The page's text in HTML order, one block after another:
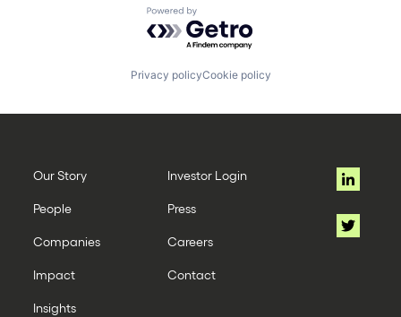
Powered by Getro.com
Privacy policyCookie policy
Our Story
People
Companies
Impact
Insights
Investor Login
Press
Careers
Contact